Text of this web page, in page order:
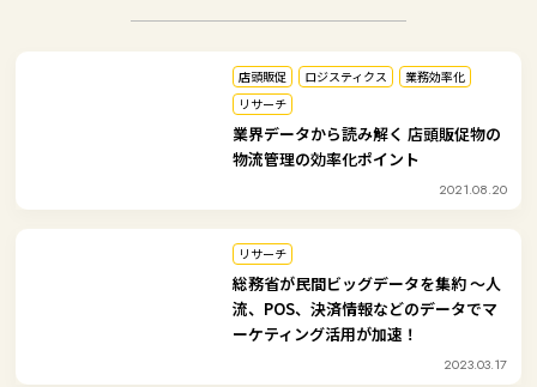
店頭販促 ロジスティクス
業務効率化
リサーチ
業界データから読み解く 店頭販促物の
物流管理の効率化ポイント
2021.08.20
リサーチ
総務省が民間ビッグデータを集約 ～人
流、POS、決済情報などのデータでマ
ーケティング活用が加速！
2023.03.17